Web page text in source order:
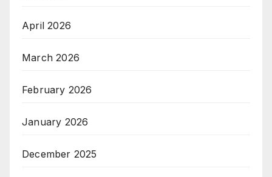
April 2026
March 2026
February 2026
January 2026
December 2025